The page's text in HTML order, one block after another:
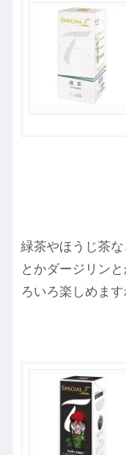
緑茶やほうじ茶
とかダージリン
ろいろ楽しめます